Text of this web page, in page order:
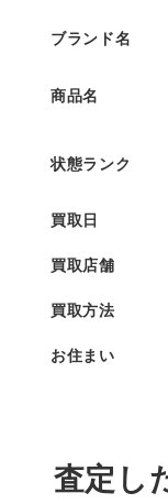
ブランド名
商品名
状態ランク
買取日
買取店舗
買取方法
お住まい
査定し